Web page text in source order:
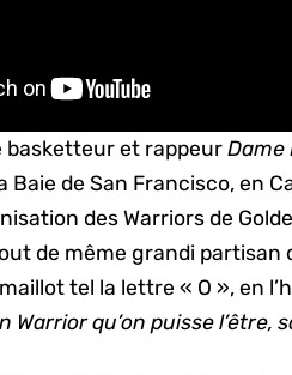
basketteur et rappeurDame
Baie de San Francisco, en
des Warriors de
de même grandi partisan
tel la lettre « O », en
Warrior qu’on puisse